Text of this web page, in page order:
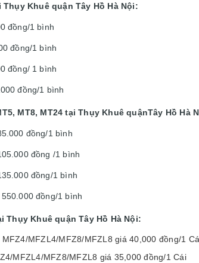
Khuê quận Tây Hồ Hà Nội:
đồng/1 bình
đồng/1 bình
đồng/ 1 bình
đồng/1 bình
MT8, MT24 tại Thụy Khuê quậnTây Hồ Hà
đồng/1 bình
đồng /1 bình
đồng/1 bình
đồng/1 bình
Khuê quận Tây Hồ Hà Nội:
MFZL4/MFZ8/MFZL8 giá 40,000 đồng/1
MFZL4/MFZ8/MFZL8 giá 35,000 đồng/1 Cái